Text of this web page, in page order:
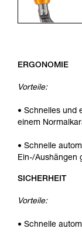
ERGONOMIE
Vorteile:
• Schnelles und
einem
• Schnelle
Ein-/Aushängen
SICHERHEIT
Vorteile:
• Schnelle